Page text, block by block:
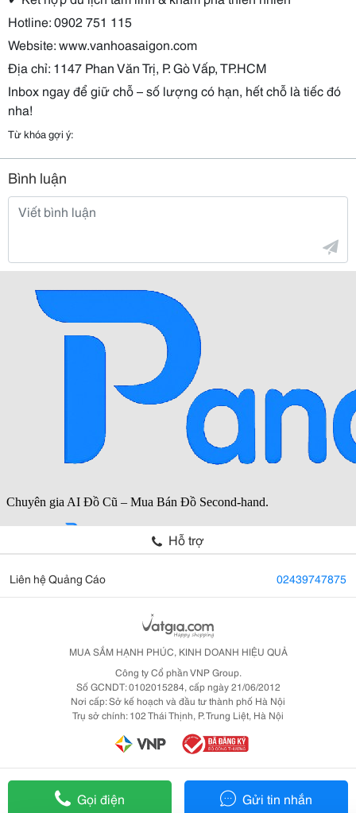
Hotline: 0902 751 115
Website: www.vanhoasaigon.com
Địa chỉ: 1147 Phan Văn Trị, P. Gò Vấp, TP.HCM
Inbox ngay để giữ chỗ – số lượng có hạn, hết chỗ là tiếc đó
nha!
Từ khóa gợi ý:
Bình luận
Gọi điện Gửi tin nhắn
Hỗ trợ
Liên hệ Quảng Cáo 02439747875
MUA SẮM HẠNH PHÚC, KINH DOANH HIỆU QUẢ
Công ty Cổ phần VNP Group.
Số GCNDT: 0102015284, cấp ngày 21/06/2012
Nơi cấp: Sở kế hoạch và đầu tư thành phố Hà Nội
Trụ sở chính: 102 Thái Thịnh, P. Trung Liệt, Hà Nội